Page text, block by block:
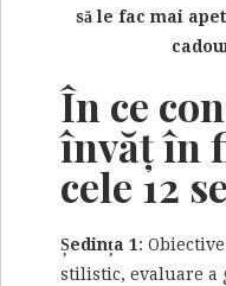
să le fac mai
În ce
învăț în
cele 12
Ședința 1:
stilistic, evaluare a